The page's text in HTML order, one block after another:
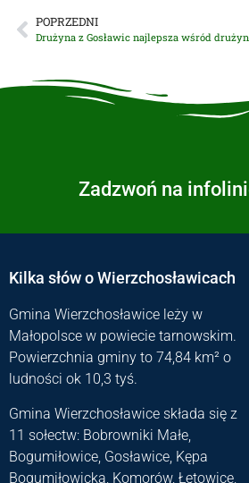
POPRZEDNI
Drużyna z Gosławic najlepsza wśród
Zadzwoń na
Kilka słów o Wierzchosławicach
Gmina Wierzchosławice leży w
Małopolsce w powiecie tarnowskim.
Powierzchnia gminy to 74,84 km² o
ludności ok 10,3 tyś.
Gmina Wierzchosławice składa się z
11 sołectw: Bobrowniki Małe,
Bogumiłowice, Gosławice, Kępa
Bogumiłowicka, Komorów, Łętowice,